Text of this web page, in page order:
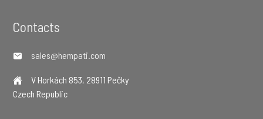
Footer
Contacts
sales@hempati.com
V Horkách 853, 28911 Pečky
Czech Republic